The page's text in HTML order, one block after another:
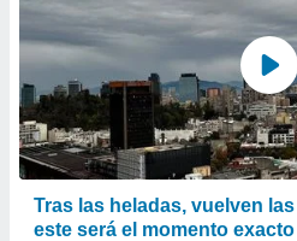
Tras las heladas, vuelven
este será el momento